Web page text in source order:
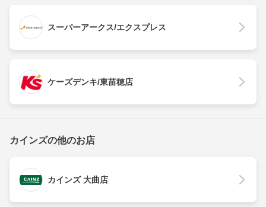
スーパーアークス/エクスプレス
ケーズデンキ/東苗穂店
カインズの他のお店
カインズ 大曲店